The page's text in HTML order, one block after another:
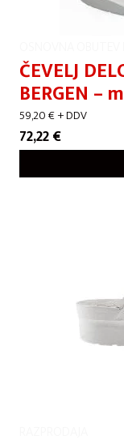
ČEVELJ
BERGEN –
59,20€+ DDV
72,22€